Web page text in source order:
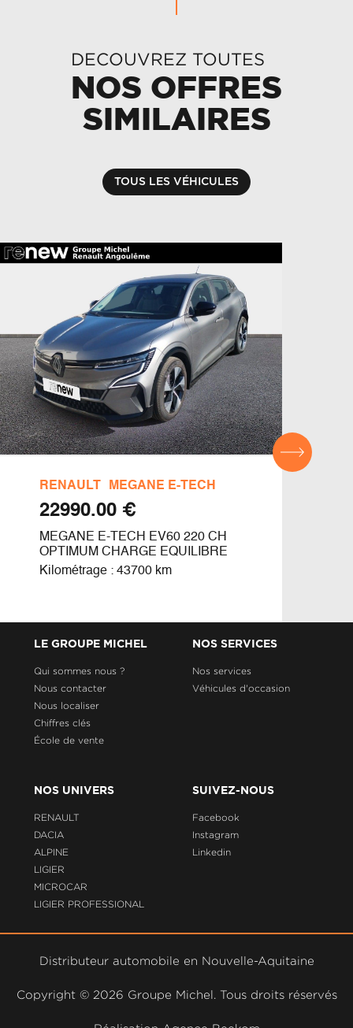
RENAULT MEGANE E-TECH
€ 22990.00
MEGANE E-TECH EV60 220 CH
OPTIMUM CHARGE EQUILIBRE
Kilométrage : 43700 km
DECOUVREZ TOUTES
NOS OFFRES
SIMILAIRES
TOUS LES VÉHICULES
LE GROUPE MICHEL
Qui sommes nous ?
Nous contacter
Nous localiser
Chiffres clés
École de vente
NOS SERVICES
Nos services
Véhicules d'occasion
NOS UNIVERS
RENAULT
DACIA
ALPINE
LIGIER
MICROCAR
LIGIER PROFESSIONAL
SUIVEZ-NOUS
Facebook
Instagram
Linkedin
Distributeur automobile en Nouvelle-Aquitaine
Copyright © 2026 Groupe Michel. Tous droits réservés